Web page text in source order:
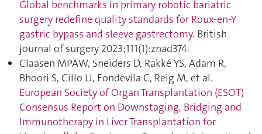
Global benchmarks in primary robotic bariatric
surgery redefine quality standards for Roux-en-Y
gastric bypass and sleeve gastrectomy. British
journal of surgery 2023;111(1):znad374.
Claasen MPAW, Sneiders D, Rakké YS, Adam R,
Bhoori S, Cillo U, Fondevila C, Reig M, et al.
European Society of Organ Transplantation (ESOT)
Consensus Report on Downstaging, Bridging and
Immunotherapy in Liver Transplantation for